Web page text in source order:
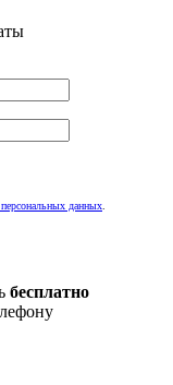
данных
бесплатно